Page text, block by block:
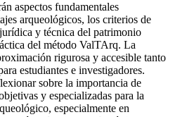
aspectos fundamentales
arqueológicos, los criterios de
y técnica del patrimonio
del método ValTArq. La
rigurosa y accesible tanto
estudiantes e investigadores.
sobre la importancia de
y especializadas para la
especialmente en